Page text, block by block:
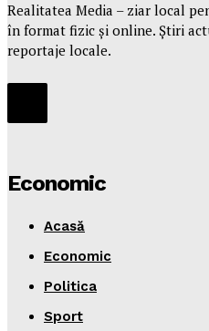
Realitatea Media – ziar local
în format fizic și online. Știri
reportaje locale.
Economic
Acasă
Economic
Politica
Sport